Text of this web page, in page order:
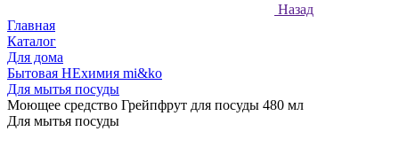
Назад
Главная
Каталог
Для дома
Бытовая НЕхимия mi&ko
Для мытья посуды
Моющее средство Грейпфрут для посуды 480 мл
Для мытья посуды